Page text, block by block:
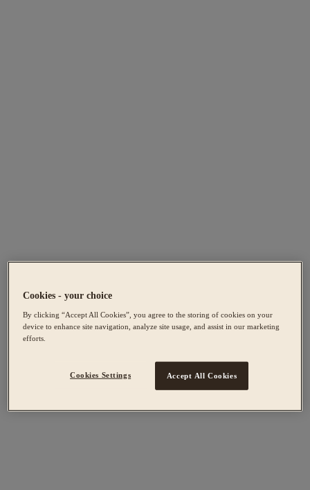
Cookies - your choice
By clicking “Accept All Cookies”, you agree to the storing of cookies on your
device to enhance site navigation, analyze site usage, and assist in our marketing
efforts.
Cookies Settings Accept All Cookies